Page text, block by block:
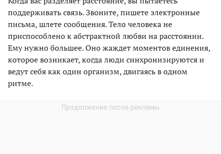
поддерживать связь. Звоните, пишете электронные
письма, шлете сообщения. Тело человека не
приспособлено к абстрактной любви на расстоянии.
Ему нужно большее. Оно жаждет моментов единения,
которое возникает, когда люди синхронизируются и
ведут себя как один организм, двигаясь в одном
ритме.